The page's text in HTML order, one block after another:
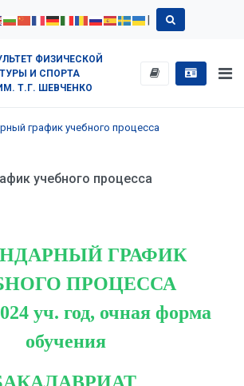
|
ФИЗИЧЕСКОЙ
И СПОРТА
Т.Г. ШЕВЧЕНКО
график учебного процесса
учебного процесса
ГРАФИК
ПРОЦЕССА
уч. год, очная форма
обучения